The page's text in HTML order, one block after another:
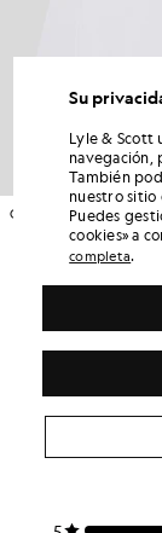
£45.00
Su
Lyle & Scott
navegación,
También
nuestro sitio
Puedes
cookies» a
completa.